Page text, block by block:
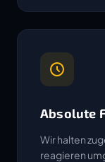
Absolute
Wir halten
reagieren